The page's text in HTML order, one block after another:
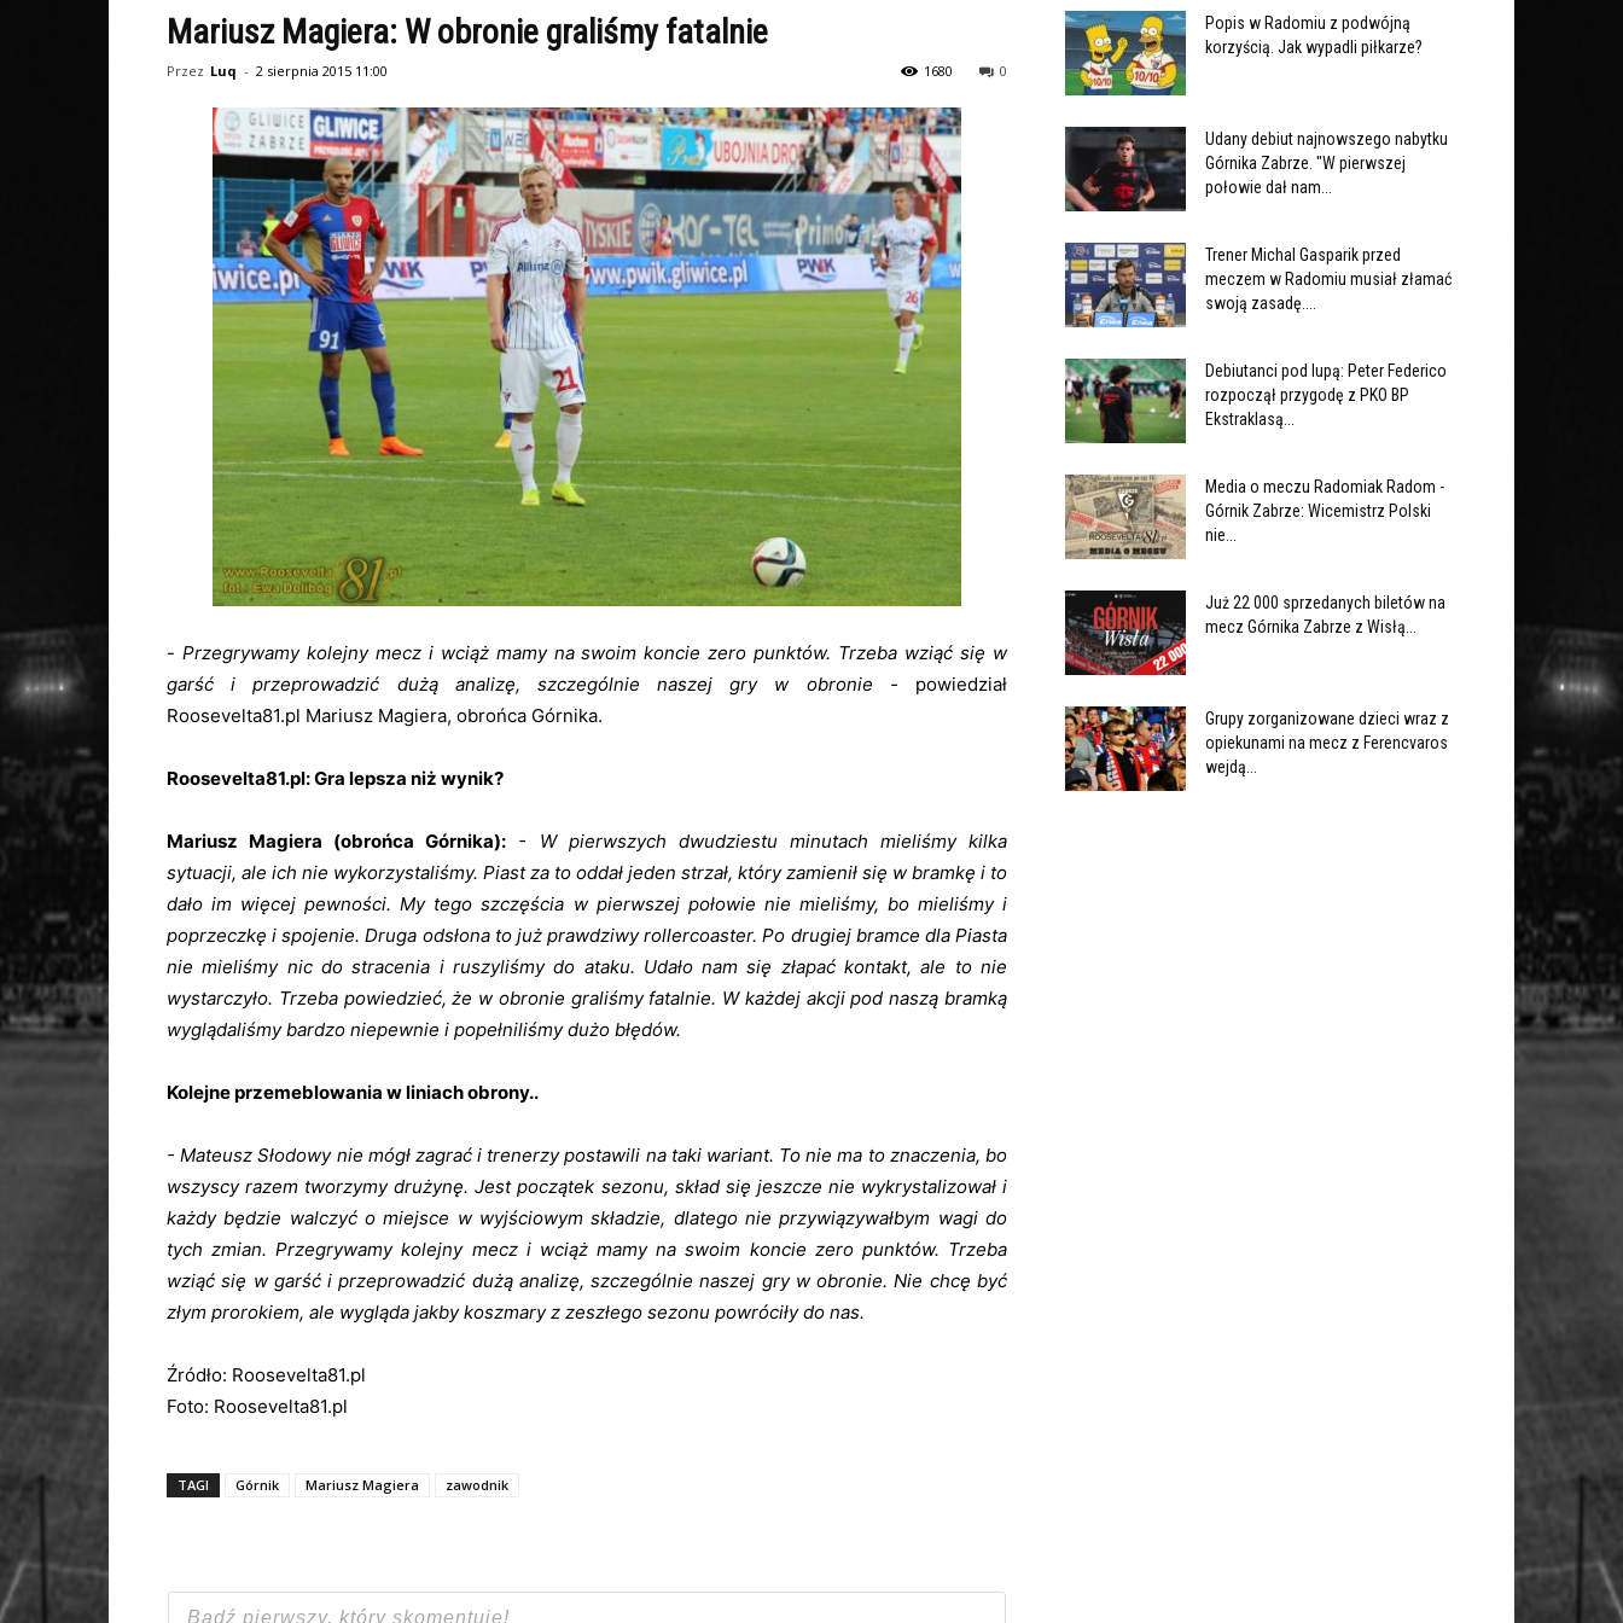
Mariusz Magiera: W obronie graliśmy fatalnie
Przez Luq - 2 sierpnia 2015 11:00 0
1680
- Przegrywamy kolejny mecz i wciąż mamy na swoim koncie zero punktów. Trzeba wziąć się w
garść i przeprowadzić dużą analizę, szczególnie naszej gry w obronie - powiedział
Roosevelta81.pl Mariusz Magiera, obrońca Górnika.
Roosevelta81.pl: Gra lepsza niż wynik?
Mariusz Magiera (obrońca Górnika): - W pierwszych dwudziestu minutach mieliśmy kilka
sytuacji, ale ich nie wykorzystaliśmy. Piast za to oddał jeden strzał, który zamienił się w bramkę i to
dało im więcej pewności. My tego szczęścia w pierwszej połowie nie mieliśmy, bo mieliśmy i
poprzeczkę i spojenie. Druga odsłona to już prawdziwy rollercoaster. Po drugiej bramce dla Piasta
nie mieliśmy nic do stracenia i ruszyliśmy do ataku. Udało nam się złapać kontakt, ale to nie
wystarczyło. Trzeba powiedzieć, że w obronie graliśmy fatalnie. W każdej akcji pod naszą bramką
wyglądaliśmy bardzo niepewnie i popełniliśmy dużo błędów.
Kolejne przemeblowania w liniach obrony..
- Mateusz Słodowy nie mógł zagrać i trenerzy postawili na taki wariant. To nie ma to znaczenia, bo
wszyscy razem tworzymy drużynę. Jest początek sezonu, skład się jeszcze nie wykrystalizował i
każdy będzie walczyć o miejsce w wyjściowym składzie, dlatego nie przywiązywałbym wagi do
tych zmian. Przegrywamy kolejny mecz i wciąż mamy na swoim koncie zero punktów. Trzeba
wziąć się w garść i przeprowadzić dużą analizę, szczególnie naszej gry w obronie. Nie chcę być
złym prorokiem, ale wygląda jakby koszmary z zeszłego sezonu powróciły do nas.
Źródło: Roosevelta81.pl
Foto: Roosevelta81.pl
TAGI Górnik Mariusz Magiera zawodnik
Popis w Radomiu z podwójną
korzyścią. Jak wypadli piłkarze?
Udany debiut najnowszego nabytku
Górnika Zabrze. "W pierwszej
połowie dał nam...
Trener Michal Gasparik przed
meczem w Radomiu musiał złamać
swoją zasadę....
Debiutanci pod lupą: Peter Federico
rozpoczął przygodę z PKO BP
Ekstraklasą...
Media o meczu Radomiak Radom -
Górnik Zabrze: Wicemistrz Polski
nie...
Już 22 000 sprzedanych biletów na
mecz Górnika Zabrze z Wisłą...
Grupy zorganizowane dzieci wraz z
opiekunami na mecz z Ferencvaros
wejdą...